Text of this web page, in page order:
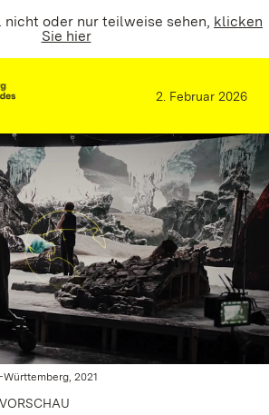
nicht oder nur teilweise sehen, klicken
Sie hier
2. Februar 2026
2021